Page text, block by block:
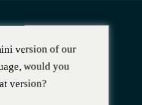
พันธ์ 2568
version of our
would you
version?